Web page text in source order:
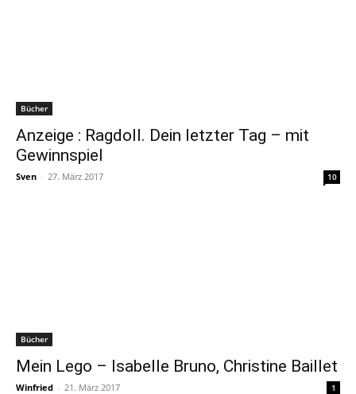
Bücher
Anzeige : Ragdoll. Dein letzter Tag – mit
Gewinnspiel
Sven - 27. März 2017 10
Bücher
Mein Lego – Isabelle Bruno, Christine Baillet
Winfried - 21. März 2017 1